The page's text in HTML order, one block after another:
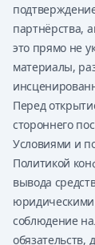
партнёрства,
это прямо не
материалы,
Перед
стороннего
Условиями и
Политикой
вывода
юридическими
соблюдение